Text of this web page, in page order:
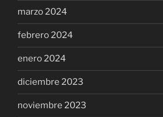
marzo 2024
febrero 2024
enero 2024
diciembre 2023
noviembre 2023